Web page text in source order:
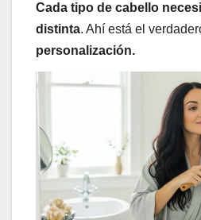
Cada tipo de cabello
distinta. Ahí está el
personalización.